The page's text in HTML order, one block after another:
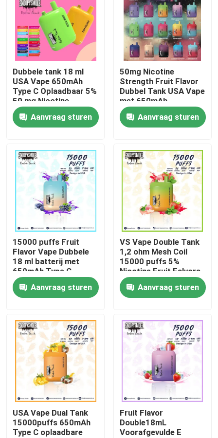
Huis
Producten
Ongeveer ons
Fabrieksreis
Contacteer ons
Nieuws
Beschikbare Vape-Pen
Het Beschikbare Vape Apparaat van CBD
Dubbele tank 18 ml
USA Vape 650mAh
Type C Oplaadbaar 5%
50 mg Nicotine
sterkte
Aanvraag sturen
50mg Nicotine
Strength Fruit Flavor
Dubbel Tank USA Vape
met 650mAh
oplaadbare type C
batterijAanvraag sturen
15000 puffs Fruit
Flavor Vape Dubbele
18 ml batterij met
650mAh Type C
oplaadbare batterij
Aanvraag sturen
VS Vape Double Tank
1,2 ohm Mesh Coil
15000 puffs 5%
Nicotine Fruit Falvors
E Cigarette Kit
Aanvraag sturen
USA Vape Dual Tank
15000puffs 650mAh
Type C oplaadbare
Fruit Flavor
Double18mL
Voorafgevulde E